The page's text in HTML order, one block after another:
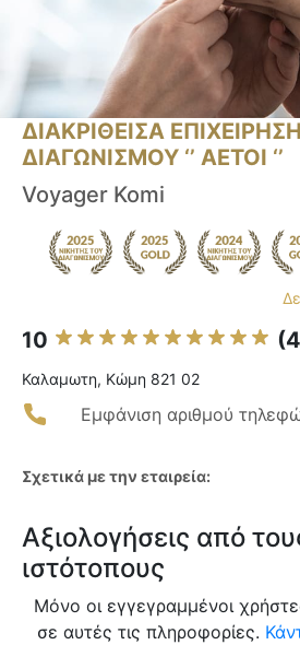
ΔΙΑΚΡΙΘΕΙΣΑ
ΔΙΑΓΩΝΙΣΜΟΥ ‘’ ΑΕΤΟΙ ‘’
Voyager Komi
10
Καλαμωτη, Κώμη 821 02
Εμφάνιση αριθμού
Σχετικά με την εταιρεία:
Αξιολογήσεις από
ιστότοπους
Μόνο οι εγγεγραμμένοι
σε αυτές τις πληροφορίες.